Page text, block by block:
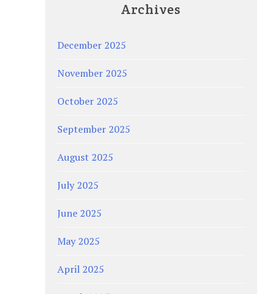
Archives
December 2025
November 2025
October 2025
September 2025
August 2025
July 2025
June 2025
May 2025
April 2025